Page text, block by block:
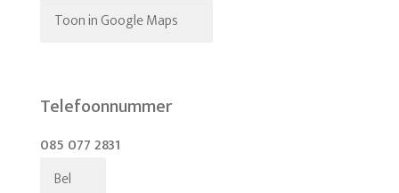
Toon in Google Maps
Telefoonnummer
085 077 2831
Bel